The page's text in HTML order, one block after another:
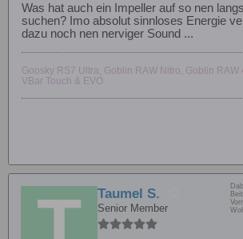
Was hat auch ein Impeller auf so nen
suchen? Imo absolut sinnloses Energie
dazu noch nen nerviger Sound ...
Goosky RS7 Ultra, Goblin RAW Nitro, Goblin RAW
VBar Touch & EVO
Taumel S.
Senior Member